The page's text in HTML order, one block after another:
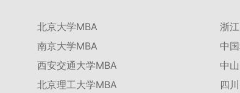
北京大学MBA 浙
南京大学MBA 中
西安交通大学MBA 中
北京理工大学MBA 四